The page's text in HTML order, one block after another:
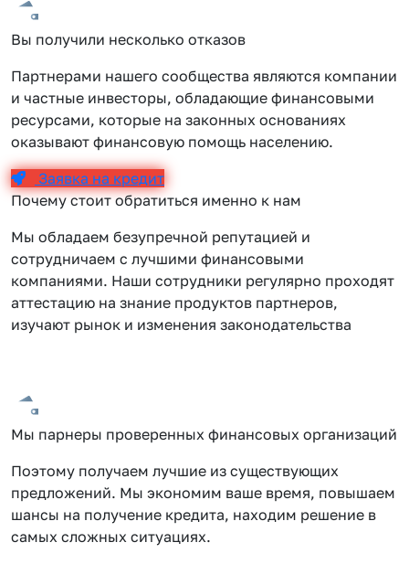
Вы получили несколько отказов
Партнерами нашего сообщества являются компании
и частные инвесторы, обладающие финансовыми
ресурсами, которые на законных основаниях
оказывают финансовую помощь населению.
Заявка на кредит
Почему стоит обратиться именно к нам
Мы обладаем безупречной репутацией и
сотрудничаем с лучшими финансовыми
компаниями. Наши сотрудники регулярно проходят
аттестацию на знание продуктов партнеров,
изучают рынок и изменения законодательства
Мы парнеры проверенных финансовых организаций
Поэтому получаем лучшие из существующих
предложений. Мы экономим ваше время, повышаем
шансы на получение кредита, находим решение в
самых сложных ситуациях.